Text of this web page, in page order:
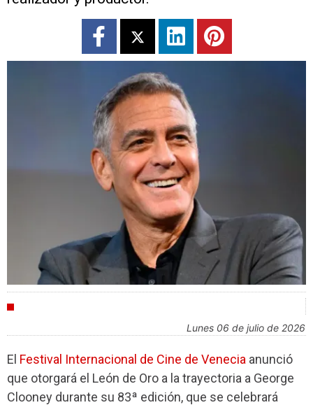
lunes 06 de julio de 2026
El Festival Internacional de Cine de Venecia anunció
que otorgará el León de Oro a la trayectoria a George
Clooney durante su 83ª edición, que se celebrará